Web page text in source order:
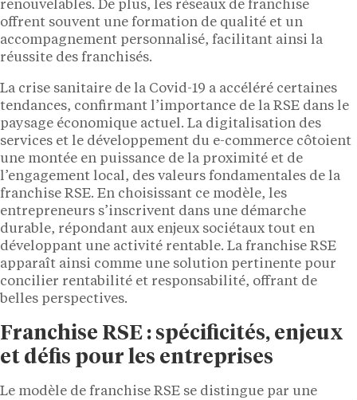
renouvelables. De plus, les réseaux de franchise
offrent souvent une formation de qualité et un
accompagnement personnalisé, facilitant ainsi la
réussite des franchisés.
La crise sanitaire de la Covid-19 a accéléré certaines
tendances, confirmant l’importance de la RSE dans le
paysage économique actuel. La digitalisation des
services et le développement du e-commerce côtoient
une montée en puissance de la proximité et de
l’engagement local, des valeurs fondamentales de la
franchise RSE. En choisissant ce modèle, les
entrepreneurs s’inscrivent dans une démarche
durable, répondant aux enjeux sociétaux tout en
développant une activité rentable. La franchise RSE
apparaît ainsi comme une solution pertinente pour
concilier rentabilité et responsabilité, offrant de
belles perspectives.
Franchise RSE : spécificités, enjeux
et défis pour les entreprises
Le modèle de franchise RSE se distingue par une